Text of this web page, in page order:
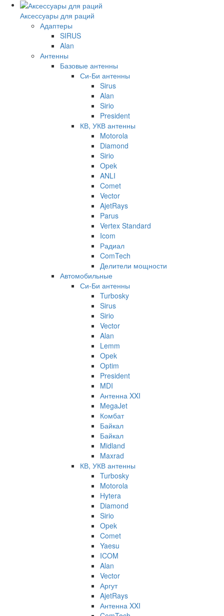
Аксессуары для раций
Адаптеры
SIRUS
Alan
Антенны
Базовые антенны
Си-Би антенны
Sirus
Alan
Sirio
President
КВ, УКВ антенны
Motorola
Diamond
Sirio
Opek
ANLI
Comet
Vector
AjetRays
Parus
Vertex Standard
Icom
Радиал
ComTech
Делители мощности
Автомобильные
Си-Би антенны
Turbosky
Sirus
Sirio
Vector
Alan
Lemm
Opek
Optim
President
MDI
Антенна XXI
MegaJet
Комбат
Байкал
Байкал
Midland
Maxrad
КВ, УКВ антенны
Turbosky
Motorola
Hytera
Diamond
Sirio
Opek
Comet
Yaesu
ICOM
Alan
Vector
Аргут
AjetRays
Антенна XXI